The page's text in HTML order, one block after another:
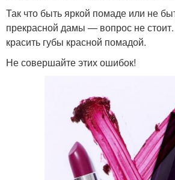
Так что быть яркой помаде или не
прекрасной дамы — вопрос не стоит.
красить губы красной помадой.
Не совершайте этих ошибок!